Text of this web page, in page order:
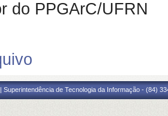
do PPGArC/UFRN
Superintendência de Tecnologia da Informação - (84)